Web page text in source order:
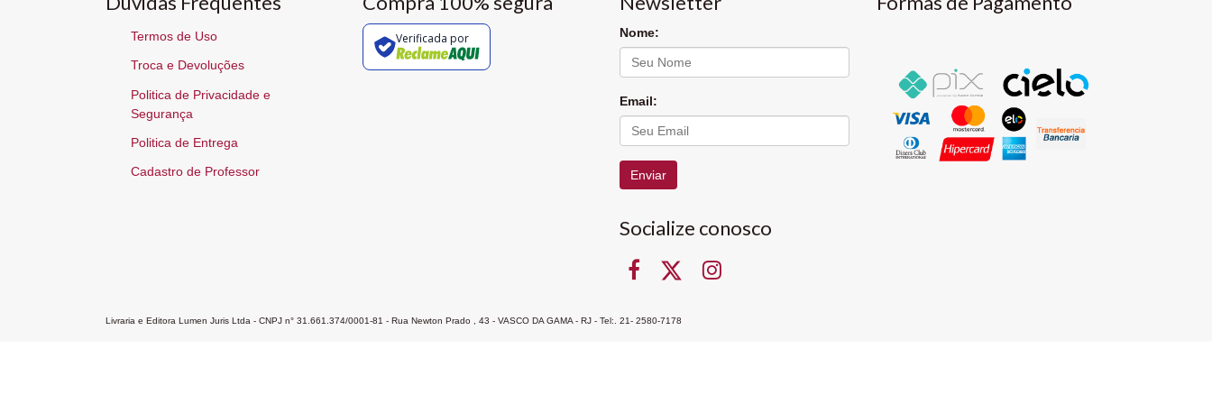
Termos de Uso
Troca e Devoluções
Politica de Privacidade e
Segurança
Politica de Entrega
Cadastro de Professor
Verificada por Nome:
Email:
Enviar
Socialize conosco
Livraria e Editora Lumen Juris Ltda - CNPJ n° 31.661.374/0001-81 - Rua Newton Prado , 43 - VASCO DA GAMA - RJ - Tel:. 21- 2580-7178